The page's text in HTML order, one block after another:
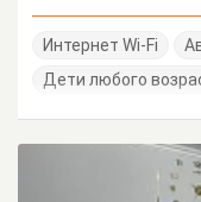
Интернет Wi-Fi
Дети любого